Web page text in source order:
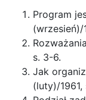
Program
(wrzesień)/
s. 3-6.
Jak
(luty)/